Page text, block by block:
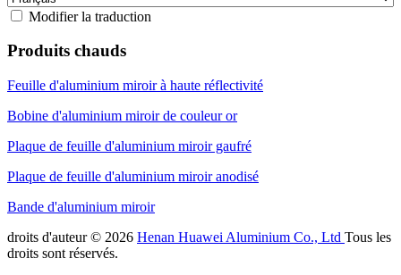
Modifier la traduction
Produits chauds
Feuille d'aluminium miroir à haute réflectivité
Bobine d'aluminium miroir de couleur or
Plaque de feuille d'aluminium miroir gaufré
Plaque de feuille d'aluminium miroir anodisé
Bande d'aluminium miroir
droits d'auteur © 2026 Henan Huawei Aluminium Co., Ltd Tous les
droits sont réservés.